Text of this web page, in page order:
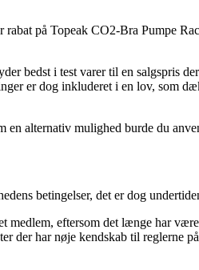
på Topeak CO2-Bra Pumpe
bedst i test varer til en salgspris
er dog inkluderet i en lov, som
en alternativ mulighed burde du
betingelser, det er dog
eftersom det længe har
der har nøje kendskab til reglerne